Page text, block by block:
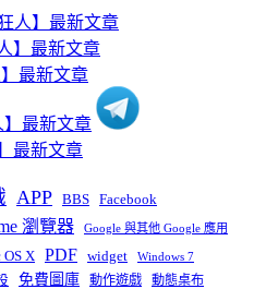
APP BBS Facebook
瀏覽器 Google 與其他 Google 應用
OS X PDF widget Windows 7
免費圖庫 動作遊戲 動態桌布